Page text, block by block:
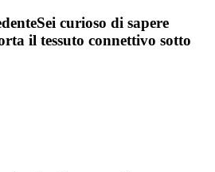
Sei curioso di sapere
il tessuto connettivo sotto